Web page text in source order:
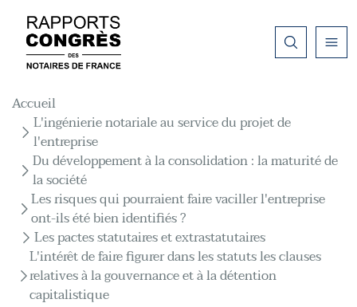
Fil d'Ariane
Accueil
L'ingénierie notariale au service du projet de
l'entreprise
Du développement à la consolidation : la maturité de
la société
Les risques qui pourraient faire vaciller l'entreprise
ont-ils été bien identifiés ?
Les pactes statutaires et extrastatutaires
L'intérêt de faire figurer dans les statuts les clauses
relatives à la gouvernance et à la détention
capitalistique